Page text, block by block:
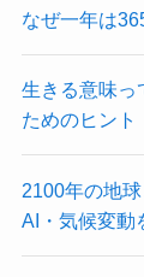
なぜ一年は
生きる意味っ
ためのヒント
2100年の地
AI・気候変動